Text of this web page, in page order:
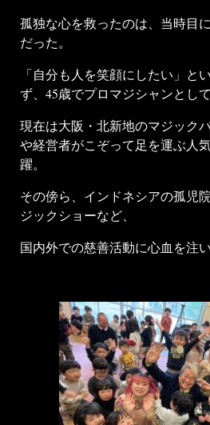
孤独な心を救ったのは、当時目
だった。
「自分も人を笑顔にしたい」と
ず、45歳でプロマジシャンとし
現在は大阪・北新地のマジック
や経営者がこぞって足を運ぶ人
躍。
その傍ら、インドネシアの孤児
ジックショーなど、
国内外での慈善活動に心血を注い